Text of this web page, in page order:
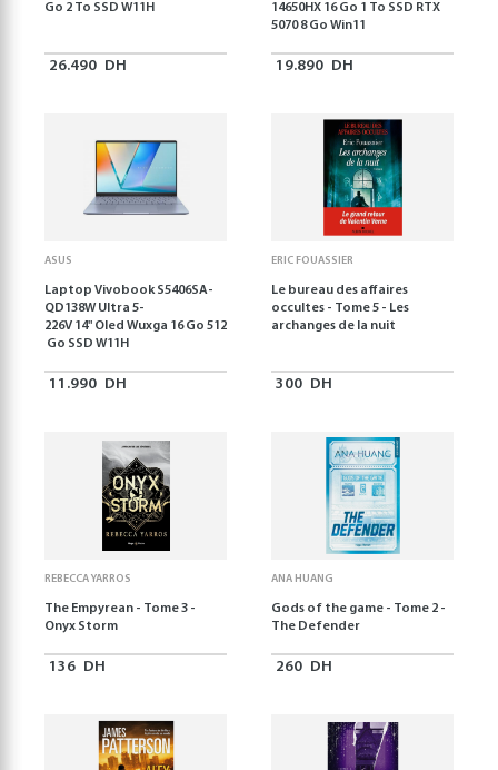
Go 2 To SSD W11H
26.490 DH
14650HX 16 Go 1 To SSD RTX
5070 8 Go Win11
19.890 DH
ASUS
Laptop Vivobook S5406SA-
QD138W Ultra 5-
226V 14" Oled Wuxga 16 Go 512
Go SSD W11H
11.990 DH
ERIC FOUASSIER
Le bureau des affaires
occultes - Tome 5 - Les
archanges de la nuit
300 DH
REBECCA YARROS
The Empyrean - Tome 3 -
Onyx Storm
136 DH
ANA HUANG
Gods of the game - Tome 2 -
The Defender
260 DH